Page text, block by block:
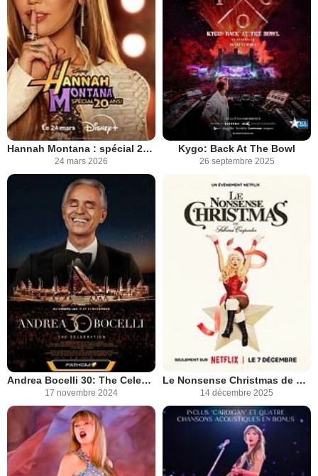
Hannah Montana : spécial 20 ans !
24 mars 2026
Kygo: Back At The Bowl
26 septembre 2025
Andrea Bocelli 30: The Celebration
17 novembre 2024
Le Nonsense Christmas de Sabrina Carpenter
14 décembre 2025